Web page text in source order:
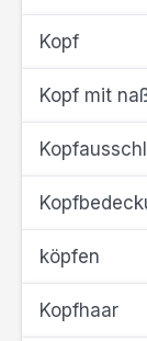
Kopf
Kopf mit
köpfen
Kopfhaar